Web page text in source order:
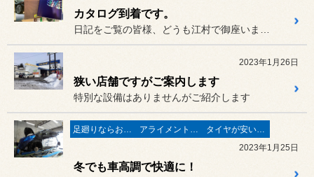
カタログ到着です。
2023年1月26日
狭い店舗ですがご案内します
特別な設備はありませんがご紹介します
足廻りならお任せ♬ アライメントで走りが変わる♬
タイヤが安い(^^♪
2023年1月25日
冬でも車高調で快適に！